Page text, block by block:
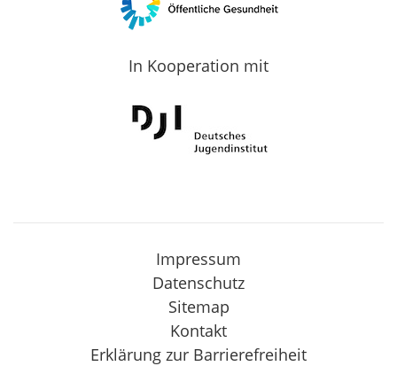
In Kooperation mit
Impressum
Datenschutz
Sitemap
Kontakt
Erklärung zur Barrierefreiheit